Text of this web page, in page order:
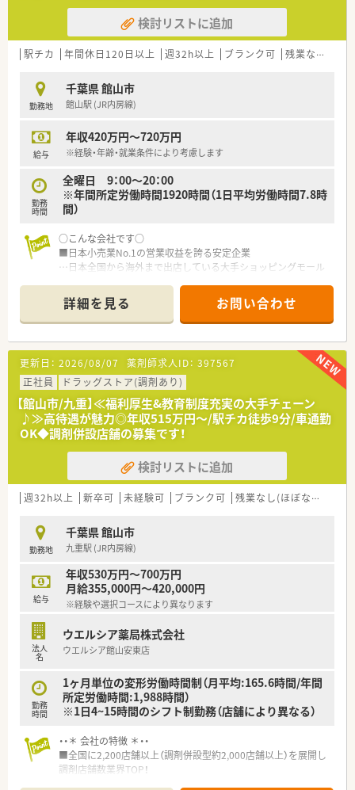
検討リストに追加
駅チカ 年間休日120日以上 週32h以上 ブランク可 残業なし(ほぼなし含む)
勤務地
千葉県 館山市
館山駅 (JR内房線)
給与
年収420万円～720万円
※経験・年齢・就業条件により考慮します
勤務
時間
全曜日 9：00～20：00
※年間所定労働時間1920時間（1日平均労働時間7.8時
間）
○こんな会社です○
■日本小売業No.1の営業収益を誇る安定企業
…日本全国から海外まで出店している大手ショッピングモール
■面分業がメインのため、多くの医療機関から処方箋を応需して
いるので、薬の品目数も多く、幅広い知識・スキルを磨くことが
できます。
■OTC併設店だからこそ『健康をトータルでサポート』できま
す。
■漢方の取り扱いを促進しており、普通の調剤薬局では扱ってい
ない種類の漢方も勉強できます。
■薬剤師としての専門制はもちろん、多様なキャリアを支援する
システムが整っています。
【例】管理薬剤師・店長・教育担当・エリア責任者・新規事業の立ち
上げ・バイヤー/商品開発等
■連続休暇 長期休日20日間制度があり！
連続休暇を1～3回に分けて取得し、年間休日120～125日（長
期休日20日間含む）あるので、ライフワークバランスが充実して
います。
詳細を見る お問い合わせ
更新日： 2026/08/07 薬剤師求人ID： 397567
正社員
ドラッグストア(調剤あり)
【館山市/九重】≪福利厚生&教育制度充実の大手チェーン
♪≫高待遇が魅力◎年収515万円～/駅チカ徒歩9分/車通勤
OK◆調剤併設店舗の募集です！
検討リストに追加
週32h以上 新卒可 未経験可 ブランク可 残業なし(ほぼなし含む)
勤務地
千葉県 館山市
九重駅 (JR内房線)
給与
年収530万円～700万円
月給355,000円～420,000円
※経験や選択コースにより異なります
法人
名
ウエルシア薬局株式会社
ウエルシア館山安東店
勤務
時間
1ヶ月単位の変形労働時間制（月平均:165.6時間/年間
所定労働時間:1,988時間）
※1日4~15時間のシフト制勤務（店舗により異なる）
・・＊ 会社の特徴 ＊・・
■全国に2,200店舗以上（調剤併設型約2,000店舗以上）を展開し
調剤店舗数業界TOP！